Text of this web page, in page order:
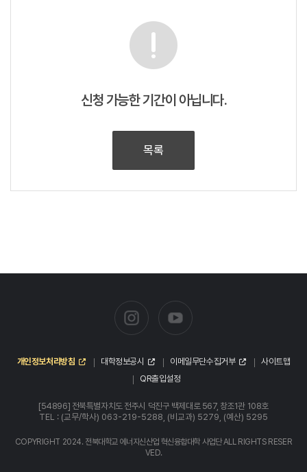
신청 가능한 기간이 아닙니다.
목록
개인정보처리방침 대학정보공시 이메일무단수집거부
사이트맵
QR출입설정
[54896] 전북특별자치도 전주시 덕진구 백제대로 567, 창조1관 108호
TEL : (교무/학사) 063-219-5288, (비교과) 5279, (예산) 5295
COPYRIGHT 2024. 전북대학교 에너지신산업 혁신융합대학 사업단 ALL RIGHTS RESER
VED.